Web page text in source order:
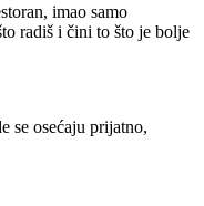
imao samo
radiš i čini to što je bolje
se osećaju prijatno,